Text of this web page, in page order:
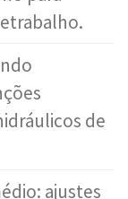
de
ajustes